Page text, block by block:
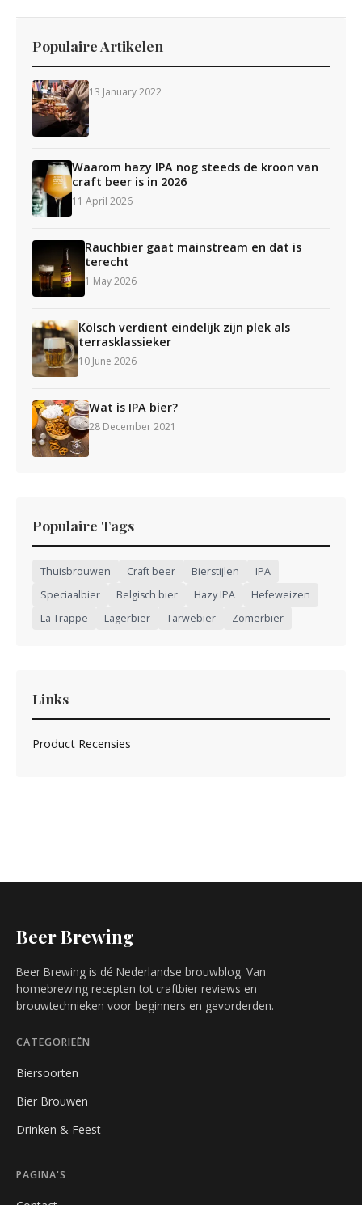
Populaire Artikelen
13 January 2022
Waarom hazy IPA nog steeds de kroon van
craft beer is in 2026
11 April 2026
Rauchbier gaat mainstream en dat is
terecht
1 May 2026
Kölsch verdient eindelijk zijn plek als
terrasklassieker
10 June 2026
Wat is IPA bier?
28 December 2021
Populaire Tags
Thuisbrouwen Craft beer Bierstijlen
IPA
Speciaalbier
Belgisch bier Hazy IPA
Hefeweizen
La Trappe
Lagerbier Tarwebier Zomerbier
Links
Product Recensies
Beer Brewing
Beer Brewing is dé Nederlandse brouwblog. Van
homebrewing recepten tot craftbier reviews en
brouwtechnieken voor beginners en gevorderden.
CATEGORIEËN
Biersoorten
Bier Brouwen
Drinken & Feest
PAGINA'S